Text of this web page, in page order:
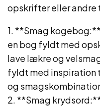
opskrifter eller andre
1. **Smag
en bog fyldt med
lave lækre og
fyldt med inspiration
og
2. **Smag